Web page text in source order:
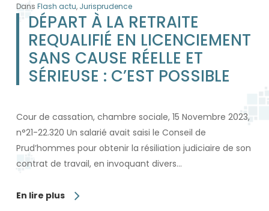
Dans Flash actu, Jurisprudence
DÉPART À LA RETRAITE
REQUALIFIÉ EN LICENCIEMENT
SANS CAUSE RÉELLE ET
SÉRIEUSE : C’EST POSSIBLE
Cour de cassation, chambre sociale, 15 Novembre 2023,
n°21-22.320 Un salarié avait saisi le Conseil de
Prud’hommes pour obtenir la résiliation judiciaire de son
contrat de travail, en invoquant divers…
En lire plus